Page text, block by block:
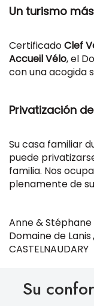
Un turismo
CertificadoClef
Accueil Vélo, el
con una acogida
Privatización
Su casa familiar
puede
familia. Nos
plenamente de
Anne & Stéphane
Domaine de Lanis
CASTELNAUDARY
Su